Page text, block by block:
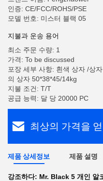
인증: CE/FCC/ROHS/PSE
모델 번호: 미스터 블랙 05
지불과 운송 용어
최소 주문 수량: 1
가격: To be discussed
포장 세부 사항: 흰색 상자 /상
의 상자 50*38*45/14kg
지불 조건: T/T
공급 능력: 달 당 20000 PC
최상의 가격을
제품 상세정보 제품 설명
강조하다: Mr. Black 5 개인 알